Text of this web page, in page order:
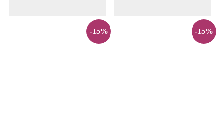
-15% -15%